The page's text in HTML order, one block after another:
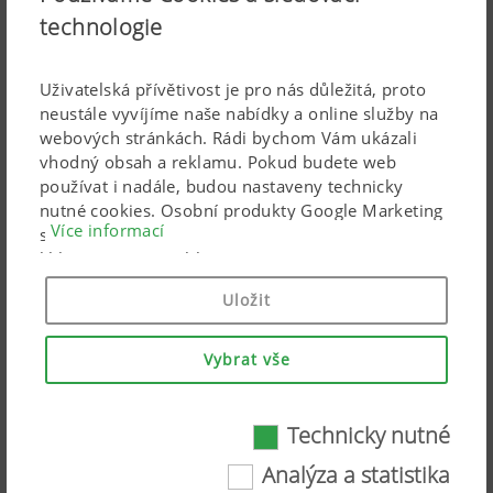
technologie
Uživatelská přívětivost je pro nás důležitá, proto
neustále vyvíjíme naše nabídky a online služby na
webových stránkách. Rádi bychom Vám ukázali
vhodný obsah a reklamu. Pokud budete web
používat i nadále, budou nastaveny technicky
nutné cookies. Osobní produkty Google Marketing
se používají, pouze pokud dáte svůj úplný souhlas
kliknutím na („souhlasit se vším“). Pomocí
uvedených zaškrtávacích políček můžete také
provést individuální nastavení.
Více informací
Uložit
Vybrat vše
Technicky nutné
Analýza a statistika
zpracované, ale přesvědčil jsem se, že dvoudiskové botky
fungují výborně. Když byl předloni mokrý podzim a
popsal praktickou zkušenost Petr Matoušek.